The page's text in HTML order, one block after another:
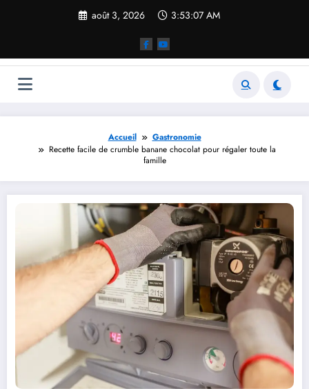
août 3, 2026 3:53:08 AM
Accueil
Gastronomie
Recette facile de crumble banane chocolat pour régaler toute la
famille